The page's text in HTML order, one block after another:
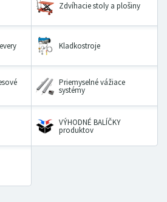
Zdvíhacie stoly a plošiny
Kladkostroje
Priemyselné vážiace
systémy
VÝHODNÉ BALÍČKY
produktov